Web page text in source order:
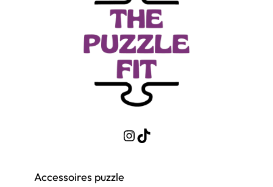
InstagramTikTok
Accessoires puzzle